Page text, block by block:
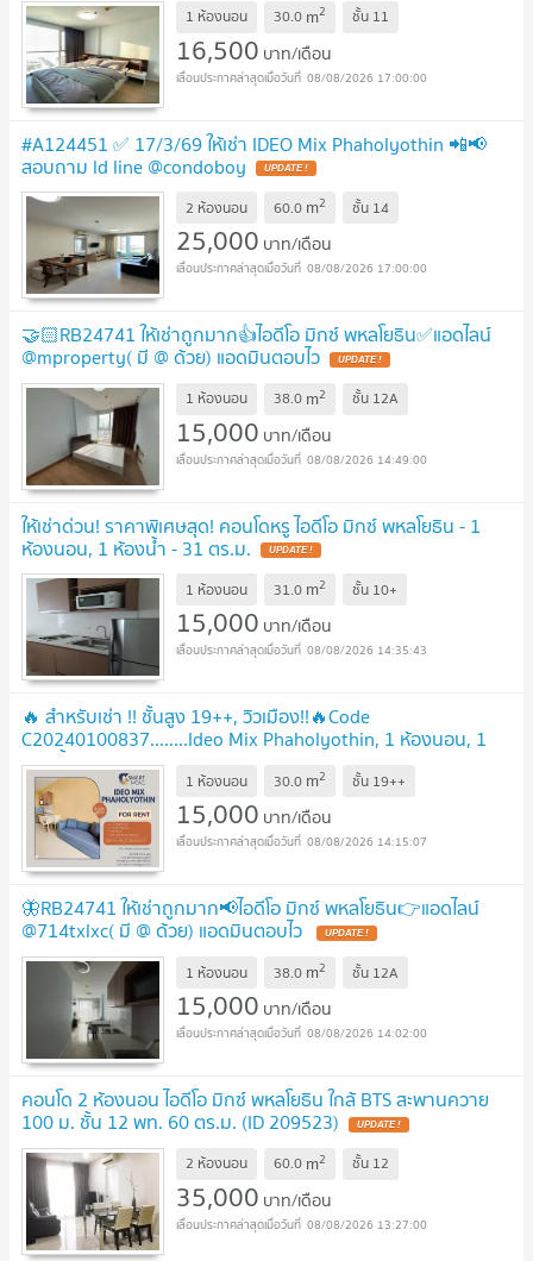
1 ห้องนอน 30.0 m2 ชั้น 11
16,500 บาท/เดือน
08/08/2026 17:00:00
#A124451 ✅ 17/3/69 ให้เช่า IDEO Mix Phaholyothin 📲📢
สอบถาม ld line @condoboy UPDATE !
2 ห้องนอน 60.0 m2 ชั้น 14
25,000 บาท/เดือน
08/08/2026 17:00:00
🤝🏻RB24741 ให้เช่าถูกมาก👍ไอดีโอ มิกซ์ พหลโยธิน✅แอดไลน์
@mproperty( มี @ ด้วย) แอดมินตอบไว UPDATE !
1 ห้องนอน 38.0 m2 ชั้น 12A
15,000 บาท/เดือน
08/08/2026 14:49:00
ให้เช่าด่วน! ราคาพิเศษสุด! คอนโดหรู ไอดีโอ มิกซ์ พหลโยธิน - 1
ห้องนอน, 1 ห้องน้ำ - 31 ตร.ม. UPDATE !
1 ห้องนอน 31.0 m2 ชั้น 10+
15,000 บาท/เดือน
08/08/2026 14:35:43
🔥 สำหรับเช่า !! ชั้นสูง 19++, วิวเมือง!!🔥Code
C20240100837........Ideo Mix Phaholyothin, 1 ห้องนอน, 1
ห้องน้ำ, แต่งครบ, พร้อมเข้าอยู่ 📣📣
1 ห้องนอน 30.0 m2 ชั้น 19++
15,000 บาท/เดือน
08/08/2026 14:15:07
🦋RB24741 ให้เช่าถูกมาก📢ไอดีโอ มิกซ์ พหลโยธิน👉แอดไลน์
@714txlxc( มี @ ด้วย) แอดมินตอบไว UPDATE !
1 ห้องนอน 38.0 m2 ชั้น 12A
15,000 บาท/เดือน
08/08/2026 14:02:00
คอนโด 2 ห้องนอน ไอดีโอ มิกซ์ พหลโยธิน ใกล้ BTS สะพานควาย
100 ม. ชั้น 12 พท. 60 ตร.ม. (ID 209523) UPDATE !
2 ห้องนอน 60.0 m2 ชั้น 12
35,000 บาท/เดือน
08/08/2026 13:27:00